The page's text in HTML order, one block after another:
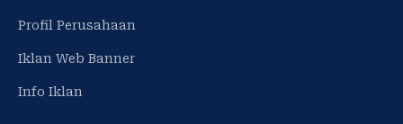
Profil Perusahaan
Iklan Web Banner
Info Iklan